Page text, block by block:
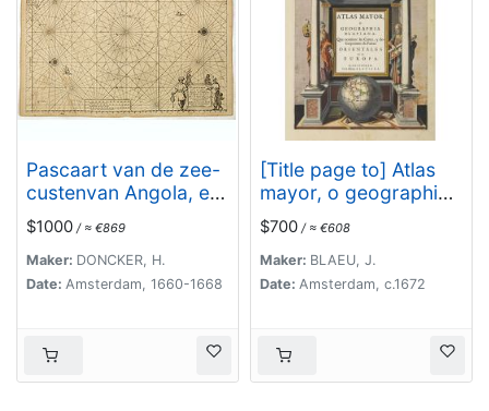
Pascaart van de zee-
custenvan Angola, en
Cimbedas van Rivier
de Galion tot C. de
Bona Esperanca.
$1000 / ≈ €869
Maker: DONCKER, H.
Date: Amsterdam, 1660-1668
[Title page to] Atlas
mayor, o geographia
Blaviana : Que
contiene las cartas, y
descripciones de
Partes Orientales de
$700 / ≈ €608
Maker: BLAEU, J.
Date: Amsterdam, c.1672